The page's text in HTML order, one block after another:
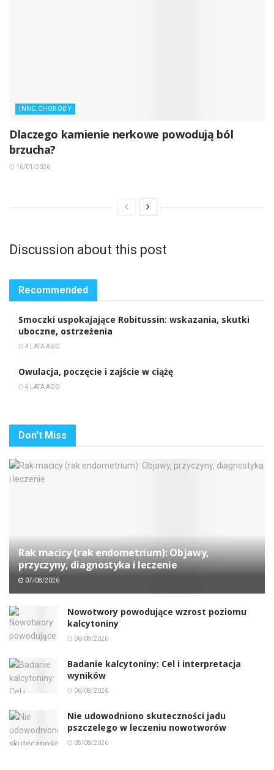
INNE CHOROBY
Dlaczego kamienie nerkowe powodują ból
brzucha?
16/01/2026
Discussion about this post
Recommended
Smoczki uspokajające Robitussin: wskazania, skutki
uboczne, ostrzeżenia
4 LATA AGO
Owulacja, poczęcie i zajście w ciążę
4 LATA AGO
Don't Miss
Rak macicy (rak endometrium): Objawy,
przyczyny, diagnostyka i leczenie
07/08/2026
Nowotwory powodujące wzrost poziomu
kalcytoniny
06/08/2026
Badanie kalcytoniny: Cel i interpretacja
wyników
06/08/2026
Nie udowodniono skuteczności jadu
pszczelego w leczeniu nowotworów
05/08/2026